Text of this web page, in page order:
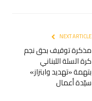
NEXT ARTICLE
مذكرة توقيف بحق نجم
كرة السلة اللبناني
بتهمة «تهديد وابتزاز»
سيّدة أعمال